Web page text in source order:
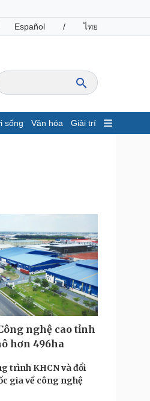
Español / ไทย
sống Văn hóa Giải trí
cà phê
nghệ
điệu
Công nghệ
nghiệm
đổi số
truyện đêm khuya
sổ tình yêu
nghệ cao tỉnh
hơn 496ha
trình KHCN và đổi
gia về công nghệ